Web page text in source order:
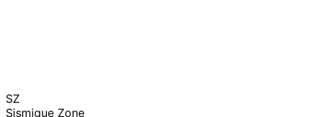
SZ
Sismique Zone